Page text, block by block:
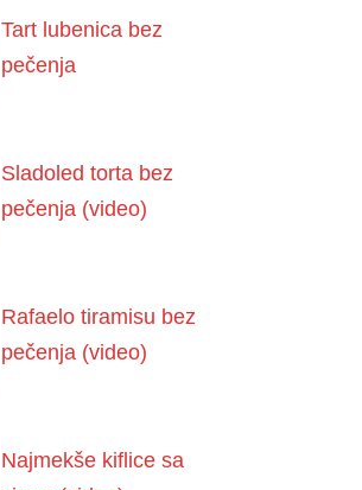
Tart lubenica bez
pečenja
Sladoled torta bez
pečenja (video)
Rafaelo tiramisu bez
pečenja (video)
Najmekše kiflice sa